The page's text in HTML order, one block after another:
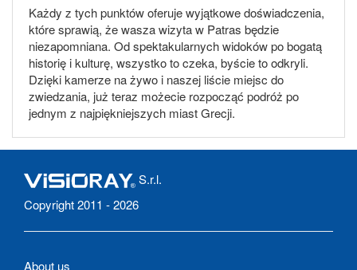
Każdy z tych punktów oferuje wyjątkowe doświadczenia,
które sprawią, że wasza wizyta w Patras będzie
niezapomniana. Od spektakularnych widoków po bogatą
historię i kulturę, wszystko to czeka, byście to odkryli.
Dzięki kamerze na żywo i naszej liście miejsc do
zwiedzania, już teraz możecie rozpocząć podróż po
jednym z najpiękniejszych miast Grecji.
S.r.l.
Copyright 2011 - 2026
About us